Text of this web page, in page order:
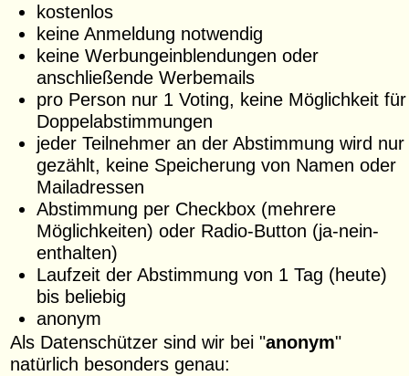
kostenlos
keine Anmeldung notwendig
keine Werbungeinblendungen oder
anschließende Werbemails
pro Person nur 1 Voting, keine Möglichkeit für
Doppelabstimmungen
jeder Teilnehmer an der Abstimmung wird nur
gezählt, keine Speicherung von Namen oder
Mailadressen
Abstimmung per Checkbox (mehrere
Möglichkeiten) oder Radio-Button (ja-nein-
enthalten)
Laufzeit der Abstimmung von 1 Tag (heute)
bis beliebig
anonym
Als Datenschützer sind wir bei "anonym"
natürlich besonders genau: